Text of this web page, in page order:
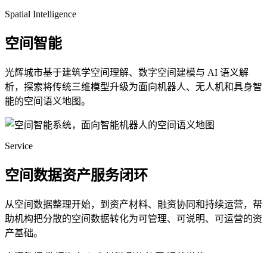
Spatial Intelligence
空间智能
光辉城市基于建筑学空间理解、数字空间建模与 AI 语义解
析，探索将传统三维模型升级为面向机器人、无人机和具身智
能的空间语义地图。
Service
空间数据资产服务闭环
从空间数据整理开始，到资产材料、融资协同和持续运营，帮
助机构把分散的空间数据转化为可管理、可说明、可运营的资
产基础。